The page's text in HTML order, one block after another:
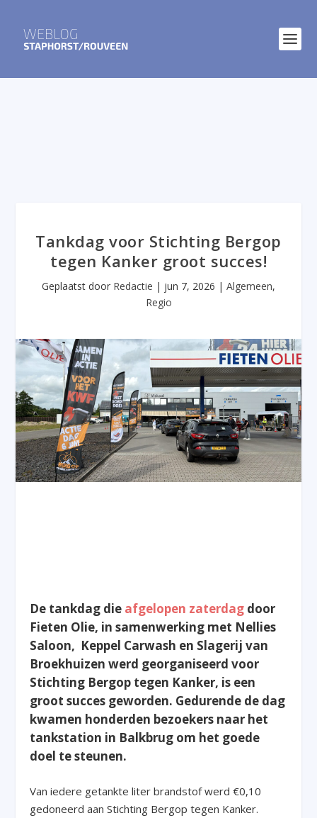
Tankdag voor Stichting Bergop
tegen Kanker groot succes!
Geplaatst door Redactie | jun 7, 2026 | Algemeen,
Regio
De tankdag die afgelopen zaterdag door
Fieten Olie, in samenwerking met Nellies
Saloon, Keppel Carwash en Slagerij van
Broekhuizen werd georganiseerd voor
Stichting Bergop tegen Kanker, is een
groot succes geworden. Gedurende de dag
kwamen honderden bezoekers naar het
tankstation in Balkbrug om het goede
doel te steunen.
Van iedere getankte liter brandstof werd €0,10
gedoneerd aan Stichting Bergop tegen Kanker.